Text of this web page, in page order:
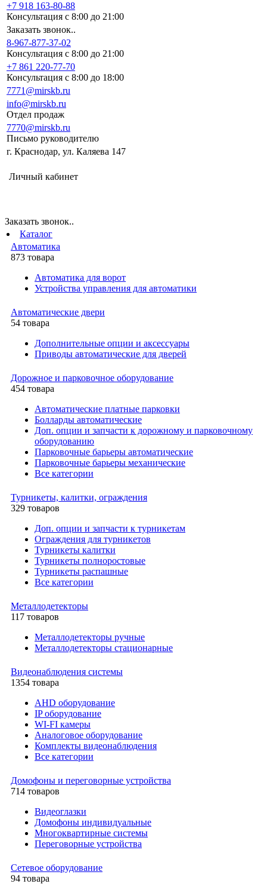
+7 918 163-80-88
Консультация с 8:00 до 21:00
Заказать звонок..
8-967-877-37-02
Консультация с 8:00 до 21:00
+7 861 220-77-70
Консультация с 8:00 до 18:00
7771@mirskb.ru
info@mirskb.ru
Отдел продаж
7770@mirskb.ru
Письмо руководителю
г. Краснодар, ул. Каляева 147
Личный кабинет
Заказать звонок..
Каталог
Автоматика
873 товара
Автоматика для ворот
Устройства управления для автоматики
Автоматические двери
54 товара
Дополнительные опции и аксессуары
Приводы автоматические для дверей
Дорожное и парковочное оборудование
454 товара
Автоматические платные парковки
Болларды автоматические
Доп. опции и запчасти к дорожному и парковочному
оборудованию
Парковочные барьеры автоматические
Парковочные барьеры механические
Все категории
Турникеты, калитки, ограждения
329 товаров
Доп. опции и запчасти к турникетам
Ограждения для турникетов
Турникеты калитки
Турникеты полноростовые
Турникеты распашные
Все категории
Металлодетекторы
117 товаров
Металлодетекторы ручные
Металлодетекторы стационарные
Видеонаблюдения cистемы
1354 товара
AHD оборудование
IP оборудование
WI-FI камеры
Аналоговое оборудование
Комплекты видеонаблюдения
Все категории
Домофоны и переговорные устройства
714 товаров
Видеоглазки
Домофоны индивидуальные
Многоквартирные системы
Переговорные устройства
Сетевое оборудование
94 товара